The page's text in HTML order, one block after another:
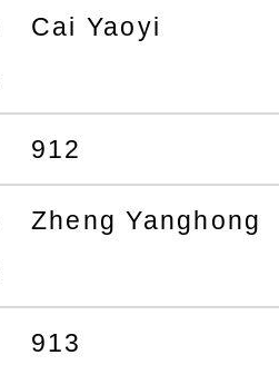
Cai Yaoyi
912
Zheng Yanghong
913